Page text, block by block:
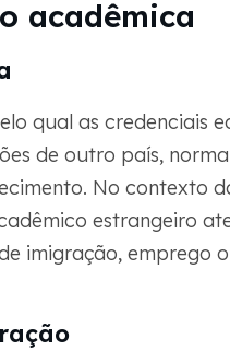
acadêmica
qual as credenciais
de outro país,
No contexto
estrangeiro
imigração, emprego